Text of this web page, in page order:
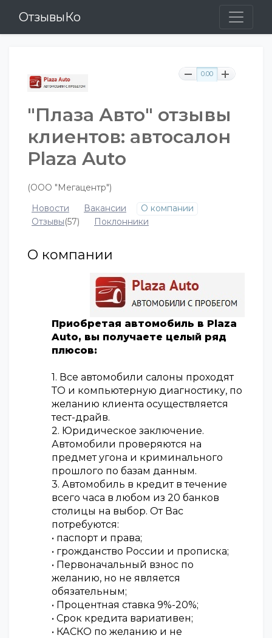
ОтзывыКо
0.00
"Плаза Авто" отзывы
клиентов: автосалон
Plaza Auto
(ООО "Мегацентр")
Новости
Вакансии
О компании
Отзывы(57) Поклонники
О компании
Приобретая автомобиль в Plaza
Auto, вы получаете целый ряд
плюсов:
1. Все автомобили салоны проходят
ТО и компьютерную диагностику, по
желанию клиента осуществляется
тест-драйв.
2. Юридическое заключение.
Автомобили проверяются на
предмет угона и криминального
прошлого по базам данным.
3. Автомобиль в кредит в течение
всего часа в любом из 20 банков
столицы на выбор. От Вас
потребуются:
• паспорт и права;
• грожданство России и прописка;
• Первоначальный взнос по
желанию, но не является
обязательным;
• Процентная ставка 9%-20%;
• Срок кредита вариативен;
• КАСКО по желанию и не